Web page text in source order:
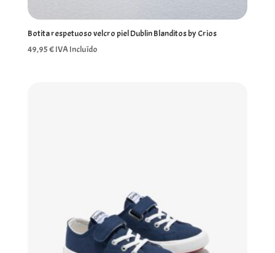
Botita respetuoso velcro piel Dublin Blanditos by Crios
49,95€IVA Incluído